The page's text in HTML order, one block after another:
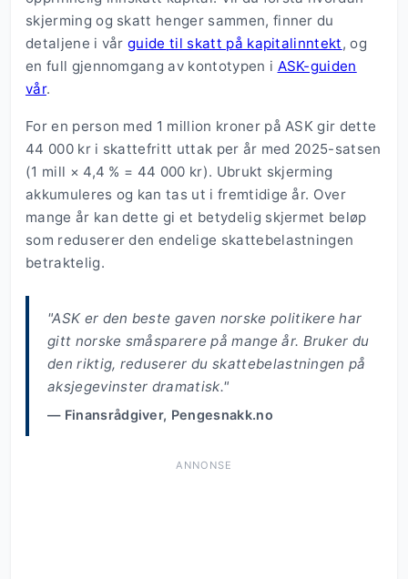
skjerming og skatt henger sammen, finner du
detaljene i vårguide til skatt på kapitalinntekt, og
en full gjennomgang av kontotypen i ASK-guiden
vår.
For en person med 1 million kroner på ASK gir dette
44 000 kr i skattefritt uttak per år med 2025-satsen
(1 mill × 4,4 % = 44 000 kr). Ubrukt skjerming
akkumuleres og kan tas ut i fremtidige år. Over
mange år kan dette gi et betydelig skjermet beløp
som reduserer den endelige skattebelastningen
betraktelig.
"ASK er den beste gaven norske politikere har
gitt norske småsparere på mange år. Bruker du
den riktig, reduserer du skattebelastningen på
aksjegevinster dramatisk."
— Finansrådgiver, Pengesnakk.no
ANNONSE